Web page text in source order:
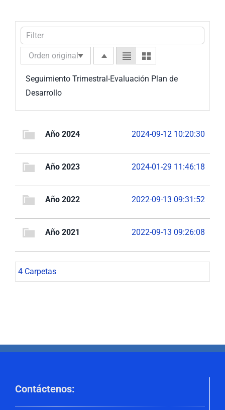
Rendición de Cuentas
Ayudas para Navegar
Seguimiento Trimestral-Evaluación Plan de
Desarrollo
Año 2024 2024-09-12 10:20:30
Año 2023 2024-01-29 11:46:18
Año 2022 2022-09-13 09:31:52
Año 2021 2022-09-13 09:26:08
4 Carpetas
Contáctenos: